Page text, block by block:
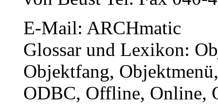
E-Mail: ARCHmatic
Glossar und Lexikon:
Objektfang,
ODBC, Offline, Online,